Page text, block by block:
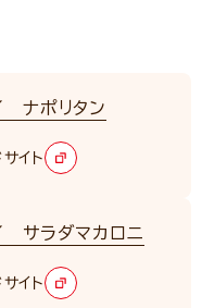
ナポリタン
イト
サラダマカロニ
イト